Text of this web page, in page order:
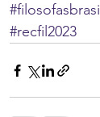
#filosofasbrasil
#recfil2023